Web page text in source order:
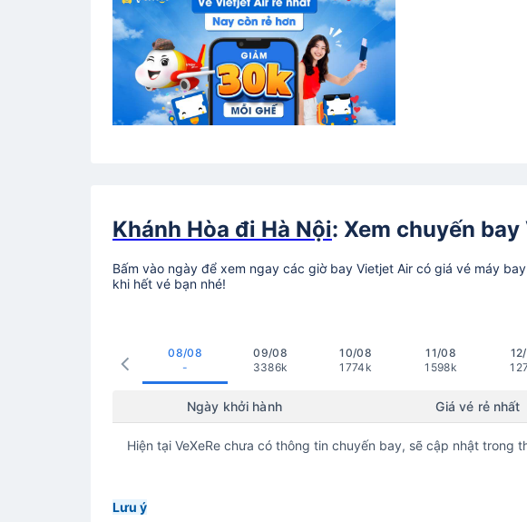
Khánh Hòa đi Hà Nội: Xem chuyến
Bấm vào ngày để xem ngay các giờ bay Vietjet Air có giá vé máy
khi hết vé bạn nhé!
08/08
-
09/08
3386k
10/08
1774k
11/08
1598k
Ngày khởi hành Giá vé rẻ nhất
Hiện tại VeXeRe chưa có thông tin chuyến bay, sẽ cập nhật trong
Lưu ý